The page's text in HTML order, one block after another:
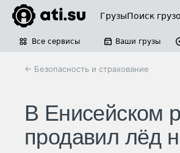
ГрузыПоиск
Все сервисы Ваши грузы
← Безопасность и страхование
В Енисейском
продавил лёд